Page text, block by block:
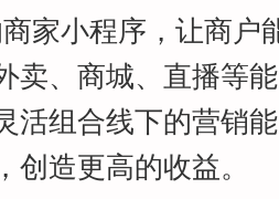
家小程序，让商户
卖、商城、直播等
活组合线下的营销
创造更高的收益。